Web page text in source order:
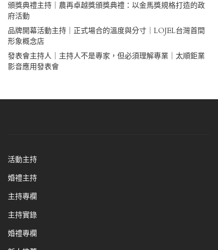
頒獎典禮主持｜農再卓越獎頒獎典禮：以金馬獎規格打造的政
府活動
品牌開幕活動主持｜正式場合的溫度與分寸｜LOJEL台灣首間
形象概念店
發表會主持人｜主持人不是專家，但必須理解專業｜太順鉅業
影音應用發表會
活動主持
婚禮主持
主持專欄
主持實錄
婚禮專欄